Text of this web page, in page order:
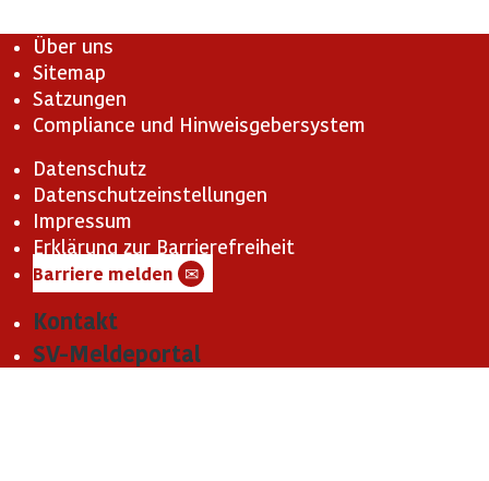
Über uns
Sitemap
Satzungen
Compliance und Hinweisgebersystem
Datenschutz
Datenschutzeinstellungen
Impressum
Erklärung zur Barrierefreiheit
Barriere melden ✉
Kontakt
SV-Meldeportal